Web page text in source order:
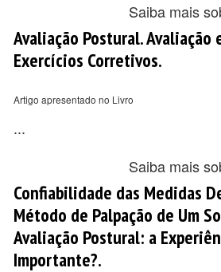
Saiba mais
Avaliação Postural. Avaliação
Exercícios Corretivos.
Artigo apresentado no Livro
...
Saiba mais
Confiabilidade das Medidas
Método de Palpação de Um
Avaliação Postural: a
Importante?.